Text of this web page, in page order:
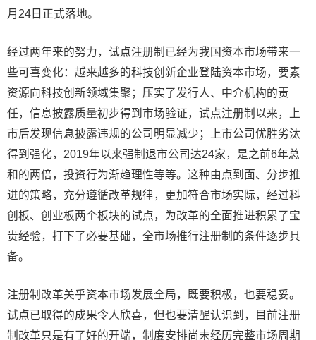
月24日正式落地。
经过两年来的努力，试点注册制已经为我国资本市场带来一
些可喜变化：越来越多的科技创新企业登陆资本市场，要素
资源向科技创新领域集聚；压实了发行人、中介机构的责
任，信息披露质量初步得到市场验证，试点注册制以来，上
市后发现信息披露违规的公司明显减少；上市公司优胜劣汰
得到强化，2019年以来强制退市公司达24家，是之前6年总
和的两倍，投资行为渐趋理性等等。这种由点到面、分步推
进的策略，充分遵循改革规律，更加符合市场实际，经过科
创板、创业板两个板块的试点，为改革的全面推进积累了宝
贵经验，打下了必要基础，全市场推行注册制的条件逐步具
备。
注册制改革关乎资本市场发展全局，既要积极，也要稳妥。
试点已取得的成果令人欣喜，但也要清醒认识到，目前注册
制改革只是有了好的开端，制度安排尚未经历完整市场周期